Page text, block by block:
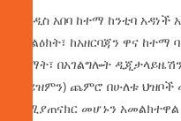
የአዲስ አበባ ከተማ ከንቲባ
መልዕክት፣ ከአዘርባጃን ዋና
ልማት፣ በአገልግሎት
ቱሪዝምን) ጨምሮ በሁለቱ ህዝቦች
የሚያጠናክር መሆኑን